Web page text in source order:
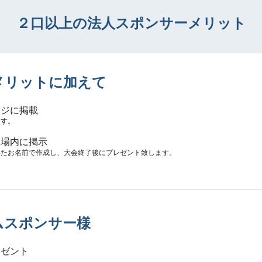
２口以上の法人スポンサーメリット
リットに加えて
に掲載
。
内に掲示
名前で作成し、大会終了後にプレゼント致します。
ポンサー様
ント